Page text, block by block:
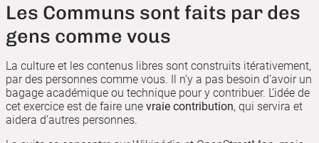
Les Communs sont faits par des
gens comme vous
La culture et les contenus libres sont construits itérativement,
par des personnes comme vous. Il n’y a pas besoin d’avoir un
bagage académique ou technique pour y contribuer. L’idée de
cet exercice est de faire une vraie contribution, qui servira et
aidera d’autres personnes.